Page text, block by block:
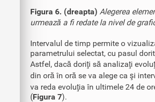
Figura 6. (dreapta) Alegerea
urmează a fi redate la nivel de
Intervalul de timp permite o
parametrului selectat, cu pasul
Astfel, dacă doriţi să analizaţi
din oră în oră se va alege ca şi
va reda evoluţia în ultimele 24 de
(Figura 7).